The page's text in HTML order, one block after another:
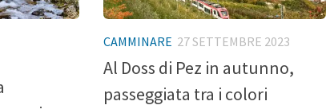
CAMMINARE 27 SETTEMBRE 2023
Al Doss di Pez in autunno,
passeggiata tra i colori